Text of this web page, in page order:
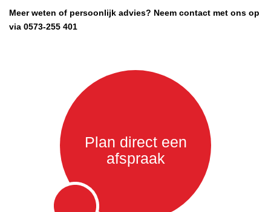
Meer weten of persoonlijk advies? Neem contact met ons op
via 0573-255 401
Plan direct een
afspraak